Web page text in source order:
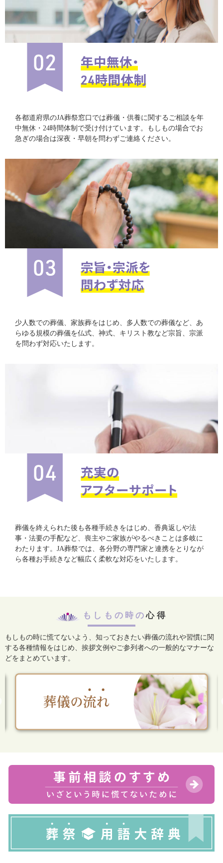
各都道府県のJA葬祭窓口では葬儀・供養に関するご相談を年
中無休・24時間体制で受け付けています。もしもの場合でお
急ぎの場合は深夜・早朝を問わずご連絡ください。
少人数での葬儀、家族葬をはじめ、多人数での葬儀など、あ
らゆる規模の葬儀を仏式、神式、キリスト教など宗旨、宗派
を問わず対応いたします。
葬儀を終えられた後も各種手続きをはじめ、香典返しや法
事・法要の手配など、喪主やご家族がやるべきことは多岐に
わたります。JA葬祭では、各分野の専門家と連携をとりなが
ら各種お手続きなど幅広く柔軟な対応をいたします。
もしもの時の心得
もしもの時に慌てないよう、知っておきたい葬儀の流れや習慣に関
する各種情報をはじめ、 挨拶文例やご参列者への一般的なマナーな
どをまとめています。